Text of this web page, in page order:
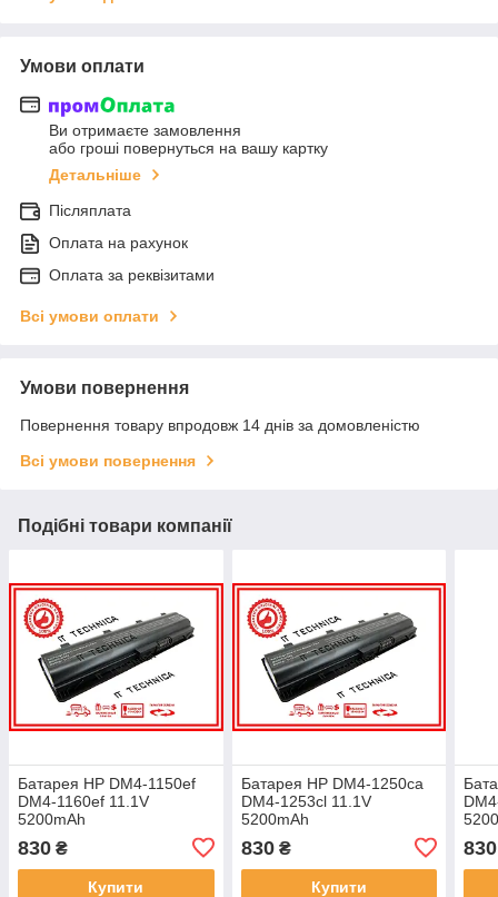
Умови оплати
Ви отримаєте замовлення
або гроші повернуться на вашу картку
Детальніше
Післяплата
Оплата на рахунок
Оплата за реквізитами
Всі умови оплати
Умови повернення
Повернення товару впродовж 14 днів за домовленістю
Всі умови повернення
Подібні товари компанії
Батарея HP DM4-1150ef
DM4-1160ef 11.1V
5200mAh
830 ₴
Купити
Батарея HP DM4-1250ca
DM4-1253cl 11.1V
5200mAh
830₴
Купити
830